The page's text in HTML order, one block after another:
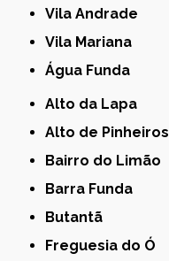
Vila Andrade
Vila Mariana
Água Funda
Alto da Lapa
Alto de Pinheiros
Bairro do Limão
Barra Funda
Butantã
Freguesia do Ó